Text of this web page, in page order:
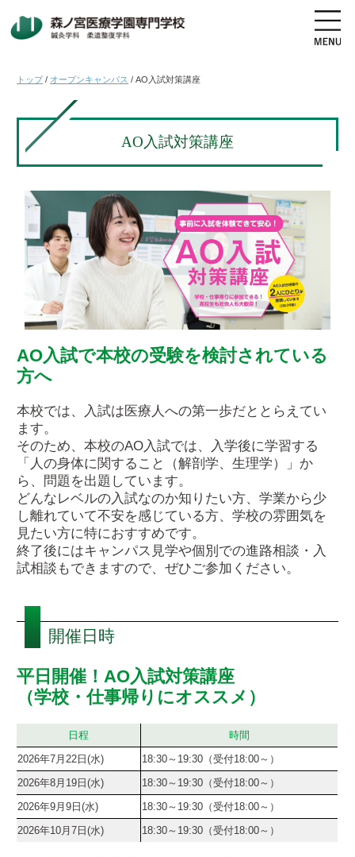
高校生の方へ 社会人・既卒者の方へ
学科・コース紹介
学校案内
入学案内
オープンキャンパス
活躍できるフィールド
キャンパスライフ
資格・就職
その他の情報
卒業生の方へ
サイトマップ サイトポリシー プライバシーポリシー
トップ / オープンキャンパス / AO入試対策講座
AO入試対策講座
AO入試で本校の受験を検討されている
方へ
本校では、入試は医療人への第一歩だととらえてい
ます。
そのため、本校のAO入試では、入学後に学習する
「人の身体に関すること（解剖学、生理学）」か
ら、問題を出題しています。
どんなレベルの入試なのか知りたい方、学業から少
し離れていて不安を感じている方、学校の雰囲気を
見たい方に特におすすめです。
終了後にはキャンパス見学や個別での進路相談・入
試相談もできますので、ぜひご参加ください。
開催日時
平日開催！AO入試対策講座
（学校・仕事帰りにオススメ）
日程
時間
2026年7月22日(水)
18:30～19:30（受付18:00～）
2026年8月19日(水)
18:30～19:30（受付18:00～）
2026年9月9日(水)
18:30～19:30（受付18:00～）
2026年10月7日(水)
18:30～19:30（受付18:00～）